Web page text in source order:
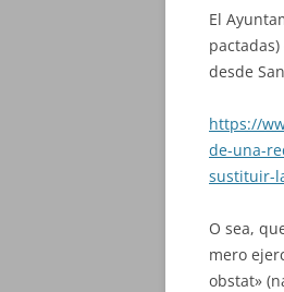
El
desde
https://
de-una-
sustituir-
O sea,
mero
obstat»